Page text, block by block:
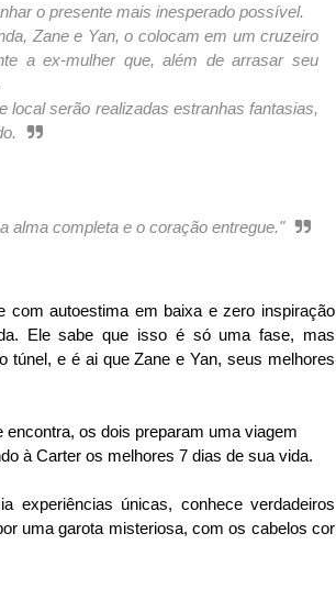
o presente mais inesperado possível.
Zane e Yan, o colocam em um cruzeiro
a ex-mulher que, além de arrasar seu
local serão realizadas estranhas fantasias,
alma completa e o coração entregue."
com autoestima em baixa e zero inspiração
Ele sabe que isso é só uma fase, mas
túnel, e é ai que Zane e Yan, seus melhores
encontra, os dois preparam uma viagem
à Carter os melhores 7 dias de sua vida.
experiências únicas, conhece verdadeiros
uma garota misteriosa, com os cabelos cor